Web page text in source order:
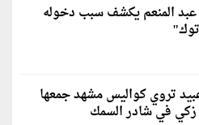
المنعم يكشف سبب دخوله
تروي كواليس مشهد جمعها
زكي في شادر السمك